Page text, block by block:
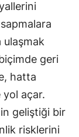
ulaşmak
geri
hatta
yol açar.
geliştiği bir
risklerini